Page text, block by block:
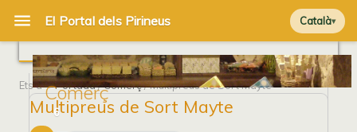
Català
Comerç
Ets a Portada/Comerç/ Multipreus de Sort Mayte
Multipreus de Sort Mayte
6